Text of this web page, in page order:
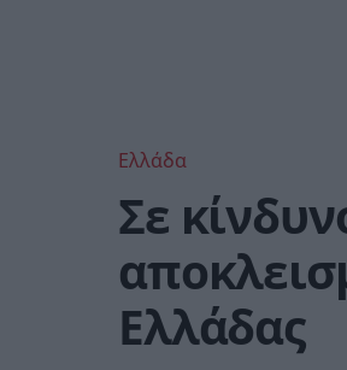
Ελλάδα
Σε
Ελλάδας